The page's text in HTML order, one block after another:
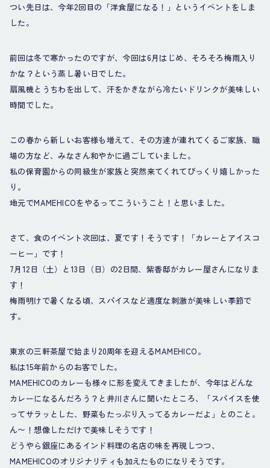
つい先日は、今年2回目の「洋食屋になる！」というイベントをしま
した。
前回は冬で寒かったのですが、今回は6月はじめ、そろそろ梅雨入り
かな？という蒸し暑い日でした。
扇風機とうちわを出して、汗をかきながら冷たいドリンクが美味しい
時間でした。
この春から新しいお客様も増えて、その方達が連れてくるご家族、職
場の方など、みなさん和やかに過ごしていました。
私の保育園からの同級生が家族と突然来てくれてびっくり嬉しかった
り。
地元でMAMEHICOをやるってこういうこと！と思いました。
さて、食のイベント次回は、夏です！そうです！「カレーとアイスコ
ーヒー」です！
7月12日（土）と13日（日）の2日間、紫香邸がカレー屋さんになりま
す！
梅雨明けで暑くなる頃、スパイスなど適度な刺激が美味しい季節で
す。
東京の三軒茶屋で始まり20周年を迎えるMAMEHICO。
私は15年前からのお客でした。
MAMEHICOのカレーも様々に形を変えてきましたが、今年はどんな
カレーになるんだろう？と井川さんに聞いたところ、「スパイスを使
ってサラッとした、野菜もたっぷり入ってるカレーだよ」とのこと。
ん〜！想像しただけで美味しそうです！
どうやら銀座にあるインド料理の名店の味を再現しつつ、
MAMEHICOのオリジナリティも加えたものになりそうです。